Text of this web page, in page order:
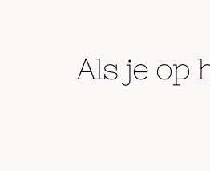
Als je op